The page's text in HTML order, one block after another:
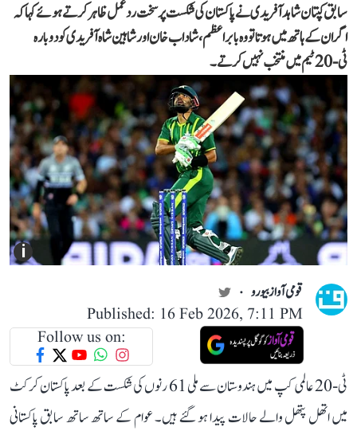
سابق کپتان شاہد آفریدی نے پاکستان کی شکست پر سخت رد عمل ظاہر کرتے ہوئے کہا کہ
اگر ان کے ہاتھ میں ہوتا تو وہ بابر اعظم، شاداب خان اور شاہین شاہ آفریدی کو دوبارہ
ٹی-20 ٹیم میں منتخب نہیں کرتے۔
i
قومی آواز بیورو
Published: 16 Feb 2026, 7:11 PM
Follow us on:
ٹی-20 عالمی کپ میں ہندوستان سے ملی 61 رنوں کی شکست کے بعد پاکستان کرکٹ
میں اتھل پتھل والے حالات پیدا ہو گئے ہیں۔ عوام کے ساتھ ساتھ سابق پاکستانی